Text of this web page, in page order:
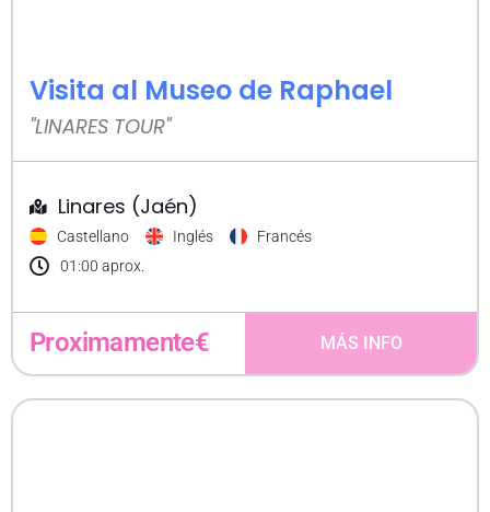
Visita al Museo de Raphael
"LINARES TOUR"
Linares (Jaén)
Castellano Inglés
Francés
01:00 aprox.
Proximamente€ MÁS INFO